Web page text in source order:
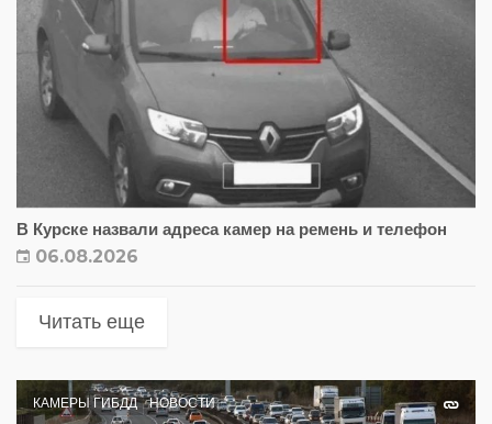
В Курске назвали адреса камер на ремень и телефон
06.08.2026
Читать еще
КАМЕРЫ ГИБДД НОВОСТИ